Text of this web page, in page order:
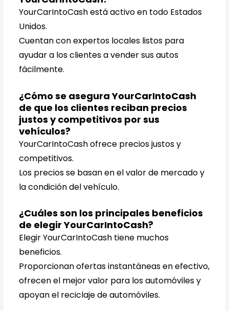
YourCarIntoCash está activo en todo Estados
Unidos.
Cuentan con expertos locales listos para
ayudar a los clientes a vender sus autos
fácilmente.
¿Cómo se asegura YourCarIntoCash
de que los clientes reciban precios
justos y competitivos por sus
vehículos?
YourCarIntoCash ofrece precios justos y
competitivos.
Los precios se basan en el valor de mercado y
la condición del vehículo.
¿Cuáles son los principales beneficios
de elegir YourCarIntoCash?
Elegir YourCarIntoCash tiene muchos
beneficios.
Proporcionan ofertas instantáneas en efectivo,
ofrecen el mejor valor para los automóviles y
apoyan el reciclaje de automóviles.